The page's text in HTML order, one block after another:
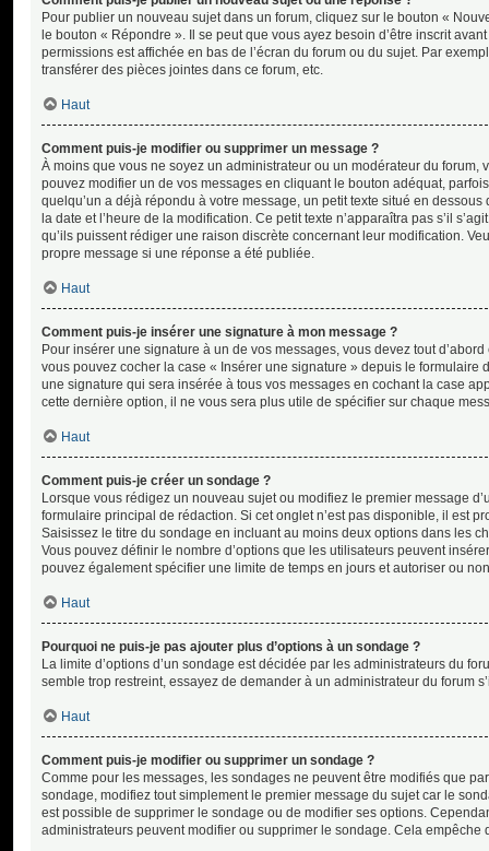
Pour publier un nouveau sujet dans un forum, cliquez sur le bouton «
le bouton « Répondre ». Il se peut que vous ayez besoin d’être inscrit
permissions est affichée en bas de l’écran du forum ou du sujet. Par
transférer des pièces jointes dans ce forum, etc.
Haut
Comment puis-je modifier ou supprimer un message ?
À moins que vous ne soyez un administrateur ou un modérateur du
pouvez modifier un de vos messages en cliquant le bouton adéquat,
quelqu’un a déjà répondu à votre message, un petit texte situé en
la date et l’heure de la modification. Ce petit texte n’apparaîtra pas s’il
qu’ils puissent rédiger une raison discrète concernant leur modification.
propre message si une réponse a été publiée.
Haut
Comment puis-je insérer une signature à mon message ?
Pour insérer une signature à un de vos messages, vous devez tout
vous pouvez cocher la case « Insérer une signature » depuis le
une signature qui sera insérée à tous vos messages en cochant la case
cette dernière option, il ne vous sera plus utile de spécifier sur chaque
Haut
Comment puis-je créer un sondage ?
Lorsque vous rédigez un nouveau sujet ou modifiez le premier message
formulaire principal de rédaction. Si cet onglet n’est pas disponible, il est
Saisissez le titre du sondage en incluant au moins deux options dans les
Vous pouvez définir le nombre d’options que les utilisateurs peuvent
pouvez également spécifier une limite de temps en jours et autoriser ou
Haut
Pourquoi ne puis-je pas ajouter plus d’options à un sondage ?
La limite d’options d’un sondage est décidée par les administrateurs du
semble trop restreint, essayez de demander à un administrateur du forum
Haut
Comment puis-je modifier ou supprimer un sondage ?
Comme pour les messages, les sondages ne peuvent être modifiés que
sondage, modifiez tout simplement le premier message du sujet car le
est possible de supprimer le sondage ou de modifier ses options.
administrateurs peuvent modifier ou supprimer le sondage. Cela empêche